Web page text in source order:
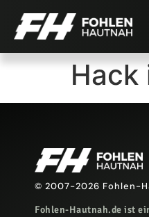
Hack
© 2007-2026 Fohlen-
Fohlen-Hautnah.de ist